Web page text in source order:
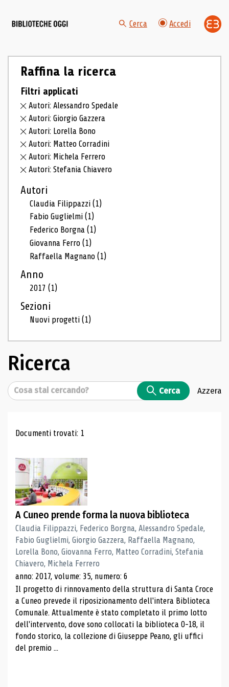
Cerca Accedi
Raffina la ricerca
Filtri applicati
Autori: Alessandro Spedale
Autori: Giorgio Gazzera
Autori: Lorella Bono
Autori: Matteo Corradini
Autori: Michela Ferrero
Autori: Stefania Chiavero
Autori
Claudia Filippazzi(1)
Fabio Guglielmi(1)
Federico Borgna(1)
Giovanna Ferro(1)
Raffaella Magnano(1)
Anno
2017(1)
Sezioni
Nuovi progetti(1)
Ricerca
Cerca Cerca Azzera
Risultati di ricerca
Documenti trovati: 1
A Cuneo prende forma la nuova biblioteca
Claudia Filippazzi, Federico Borgna, Alessandro Spedale,
Fabio Guglielmi, Giorgio Gazzera, Raffaella Magnano,
Lorella Bono, Giovanna Ferro, Matteo Corradini, Stefania
Chiavero, Michela Ferrero
anno: 2017, volume: 35, numero: 6
Il progetto di rinnovamento della struttura di Santa Croce
a Cuneo prevede il riposizionamento dell'intera Biblioteca
Comunale. Attualmente è stato completato il primo lotto
dell'intervento, dove sono collocati la biblioteca 0-18, il
fondo storico, la collezione di Giuseppe Peano, gli uffici
del premio ...